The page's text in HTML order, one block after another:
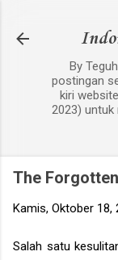
By
postingan
kiri
2023)
The
Kamis, Oktober 18,
Salah satu